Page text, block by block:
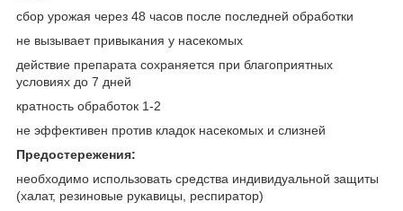
сбор урожая через 48 часов после последней обработки
не вызывает привыкания у насекомых
действие препарата сохраняется при благоприятных
условиях до 7 дней
кратность обработок 1-2
не эффективен против кладок насекомых и слизней
Предостережения:
необходимо использовать средства индивидуальной защиты
(халат, резиновые рукавицы, респиратор)